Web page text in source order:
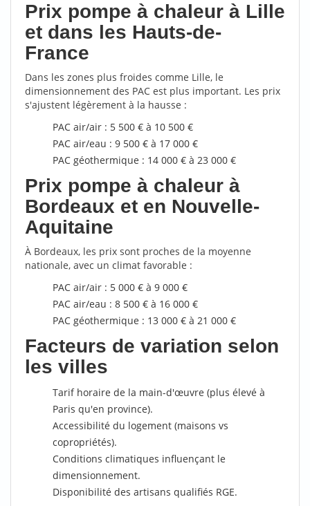
Prix pompe à chaleur à Lille
et dans les Hauts-de-
France
Dans les zones plus froides comme Lille, le
dimensionnement des PAC est plus important. Les prix
s'ajustent légèrement à la hausse :
PAC air/air : 5 500 € à 10 500 €
PAC air/eau : 9 500 € à 17 000 €
PAC géothermique : 14 000 € à 23 000 €
Prix pompe à chaleur à
Bordeaux et en Nouvelle-
Aquitaine
À Bordeaux, les prix sont proches de la moyenne
nationale, avec un climat favorable :
PAC air/air : 5 000 € à 9 000 €
PAC air/eau : 8 500 € à 16 000 €
PAC géothermique : 13 000 € à 21 000 €
Facteurs de variation selon
les villes
Tarif horaire de la main-d'œuvre (plus élevé à
Paris qu'en province).
Accessibilité du logement (maisons vs
copropriétés).
Conditions climatiques influençant le
dimensionnement.
Disponibilité des artisans qualifiés RGE.